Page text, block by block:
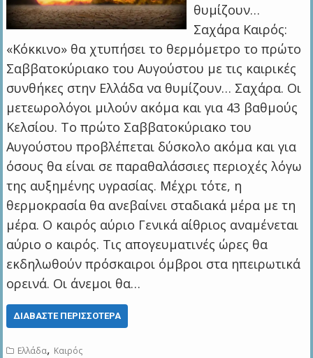
θυμίζουν…
Σαχάρα Καιρός:
«Κόκκινο» θα χτυπήσει το θερμόμετρο το πρώτο
Σαββατοκύριακο του Αυγούστου με τις καιρικές
συνθήκες στην Ελλάδα να θυμίζουν… Σαχάρα. Οι
μετεωρολόγοι μιλούν ακόμα και για 43 βαθμούς
Κελσίου. Το πρώτο Σαββατοκύριακο του
Αυγούστου προβλέπεται δύσκολο ακόμα και για
όσους θα είναι σε παραθαλάσσιες περιοχές λόγω
της αυξημένης υγρασίας. Μέχρι τότε, η
θερμοκρασία θα ανεβαίνει σταδιακά μέρα με τη
μέρα. Ο καιρός αύριο Γενικά αίθριος αναμένεται
αύριο ο καιρός. Τις απογευματινές ώρες θα
εκδηλωθούν πρόσκαιροι όμβροι στα ηπειρωτικά
ορεινά. Οι άνεμοι θα…
ΔΙΑΒΆΣΤΕ ΠΕΡΙΣΣΌΤΕΡΑ
Ελλάδα, Καιρός